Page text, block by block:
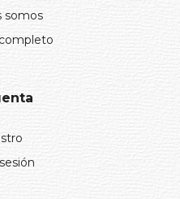
somos